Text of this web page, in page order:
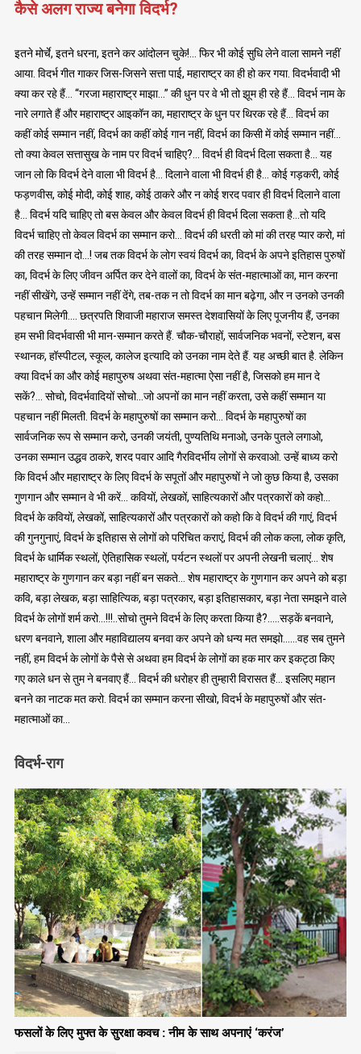
कैसे अलग राज्य बनेगा विदर्भ?
इतने मोर्चे, इतने धरना, इतने कर आंदोलन चुके!… फिर भी कोई सुधि लेने वाला सामने नहीं
आया. विदर्भ गीत गाकर जिस-जिसने सत्ता पाई, महाराष्ट्र का ही हो कर गया. विदर्भवादी भी
क्या कर रहे हैं… “गरजा महाराष्ट्र माझा…” की धुन पर वे भी तो झूम ही रहे हैं… विदर्भ नाम के
नारे लगाते हैं और महाराष्ट्र आइकॉन का, महाराष्ट्र के धुन पर थिरक रहे हैं… विदर्भ का
कहीं कोई सम्मान नहीं, विदर्भ का कहीं कोई गान नहीं, विदर्भ का किसी में कोई सम्मान नहीं…
तो क्या केवल सत्तासुख के नाम पर विदर्भ चाहिए?… विदर्भ ही विदर्भ दिला सकता है… यह
जान लो कि विदर्भ देने वाला भी विदर्भ है… दिलाने वाला भी विदर्भ ही है… कोई गड़करी, कोई
फड़णवीस, कोई मोदी, कोई शाह, कोई ठाकरे और न कोई शरद पवार ही विदर्भ दिलाने वाला
है… विदर्भ यदि चाहिए तो बस केवल और केवल विदर्भ ही विदर्भ दिला सकता है…तो यदि
विदर्भ चाहिए तो केवल विदर्भ का सम्मान करो… विदर्भ की धरती को मां की तरह प्यार करो, मां
की तरह सम्मान दो…! जब तक विदर्भ के लोग स्वयं विदर्भ का, विदर्भ के अपने इतिहास पुरुषों
का, विदर्भ के लिए जीवन अर्पित कर देने वालों का, विदर्भ के संत-महात्माओं का, मान करना
नहीं सीखेंगे, उन्हें सम्मान नहीं देंगे, तब-तक न तो विदर्भ का मान बढ़ेगा, और न उनको उनकी
पहचान मिलेगी…. छत्रपति शिवाजी महाराज समस्त देशवासियों के लिए पूजनीय हैं, उनका
हम सभी विदर्भवासी भी मान-सम्मान करते हैं. चौक-चौराहों, सार्वजनिक भवनों, स्टेशन, बस
स्थानक, हॉस्पीटल, स्कूल, कालेज इत्यादि को उनका नाम देते हैं. यह अच्छी बात है. लेकिन
क्या विदर्भ का और कोई महापुरुष अथवा संत-महात्मा ऐसा नहीं है, जिसको हम मान दे
सकें?… सोचो, विदर्भवादियों सोचो…जो अपनों का मान नहीं करता, उसे कहीं सम्मान या
पहचान नहीं मिलती. विदर्भ के महापुरुषों का सम्मान करो… विदर्भ के महापुरुषों का
सार्वजनिक रूप से सम्मान करो, उनकी जयंती, पुण्यतिथि मनाओ, उनके पुतले लगाओ,
उनका सम्मान उद्धव ठाकरे, शरद पवार आदि गैरविदर्भीय लोगों से करवाओ. उन्हें बाध्य करो
कि विदर्भ और महाराष्ट्र के लिए विदर्भ के सपूतों और महापुरुषों ने जो कुछ किया है, उसका
गुणगान और सम्मान वे भी करें… कवियों, लेखकों, साहित्यकारों और पत्रकारों को कहो…
विदर्भ के कवियों, लेखकों, साहित्यकारों और पत्रकारों को कहो कि वे विदर्भ की गाएं, विदर्भ
की गुनगुनाएं, विदर्भ के इतिहास से लोगों को परिचित कराएं, विदर्भ की लोक कला, लोक कृति,
विदर्भ के धार्मिक स्थलों, ऐतिहासिक स्थलों, पर्यटन स्थलों पर अपनी लेखनी चलाएं… शेष
महाराष्ट्र के गुणगान कर बड़ा नहीं बन सकते… शेष महाराष्ट्र के गुणगान कर अपने को बड़ा
कवि, बड़ा लेखक, बड़ा साहित्यिक, बड़ा पत्रकार, बड़ा इतिहासकार, बड़ा नेता समझने वाले
विदर्भ के लोगों शर्म करो…!!!..सोचो तुमने विदर्भ के लिए करता किया है?…..सड़कें बनवाने,
धरण बनवाने, शाला और महाविद्यालय बनवा कर अपने को धन्य मत समझो……वह सब तुमने
नहीं, हम विदर्भ के लोगों के पैसे से अथवा हम विदर्भ के लोगों का हक मार कर इकट्ठा किए
गए काले धन से तुम ने बनवाए हैं… विदर्भ की धरोहर ही तुम्हारी विरासत हैं… इसलिए महान
बनने का नाटक मत करो. विदर्भ का सम्मान करना सीखो, विदर्भ के महापुरुषों और संत-
महात्माओं का…
विदर्भ-राग
फसलों के लिए मुफ्त के सुरक्षा कवच : नीम के साथ अपनाएं ‘करंज’